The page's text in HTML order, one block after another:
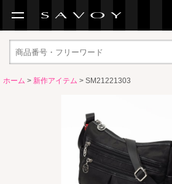
ホーム > 新作アイテム > SM21221303